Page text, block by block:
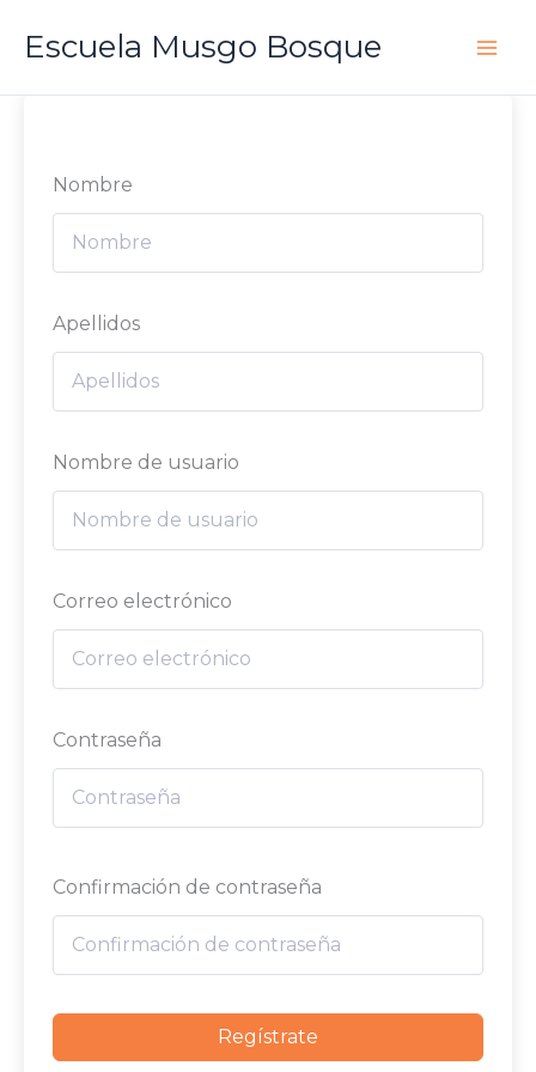
Escuela Musgo Bosque
Nombre
Apellidos
Nombre de usuario
Correo electrónico
Contraseña
Confirmación de contraseña
Regístrate